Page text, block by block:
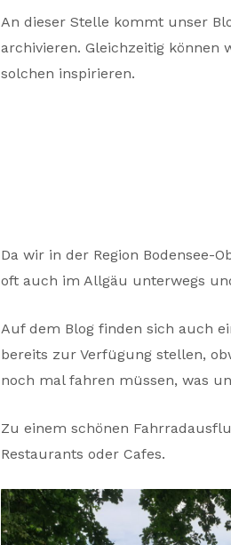
An dieser Stelle kommt unser
archivieren. Gleichzeitig können
solchen inspirieren.
Da wir in der Region Bodensee-
oft auch im Allgäu unterwegs
Auf dem Blog finden sich auch
bereits zur Verfügung stellen,
noch mal fahren müssen, was
Zu einem schönen
Restaurants oder Cafes.